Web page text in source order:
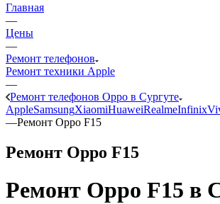
Главная
—
Цены
—
Ремонт телефонов
Ремонт техники Apple
—
Ремонт телефонов Oppo в Сургуте
AppleSamsungXiaomiHuaweiRealmeInfinix
—Ремонт Oppo F15
Ремонт Oppo F15
Ремонт Oppo F15 в